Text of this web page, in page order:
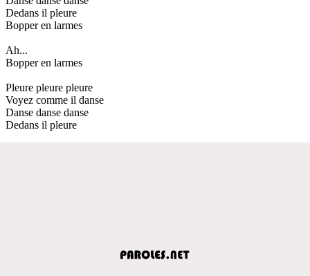
Dedans il pleure
Bopper en larmes
Ah...
Bopper en larmes
Pleure pleure pleure
Voyez comme il danse
Danse danse danse
Dedans il pleure